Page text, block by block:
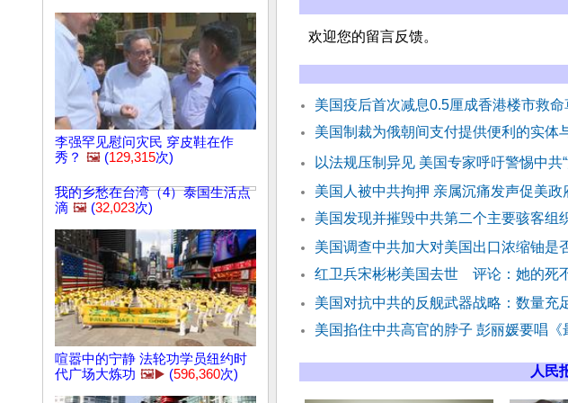
李强罕见慰问灾民 穿皮鞋在作
秀？ 🖼️ (129,315次)
我的乡愁在台湾（4）泰国生活点
滴 🖼️ (32,023次)
喧嚣中的宁静 法轮功学员纽约时
代广场大炼功 🖼️▶️ (596,360次)
欢迎您的留言反馈。
美国疫后首次减息0.5厘成香港楼市救
美国制裁为俄朝间支付提供便利的实体
以法规压制异见 美国专家呼吁警惕中共
美国人被中共拘押 亲属沉痛发声促美政
美国发现并摧毁中共第二个主要骇客组
美国调查中共加大对美国出口浓缩铀是
红卫兵宋彬彬美国去世 评论：她的死
美国对抗中共的反舰武器战略：数量充
美国掐住中共高官的脖子 彭丽媛要唱《
人民